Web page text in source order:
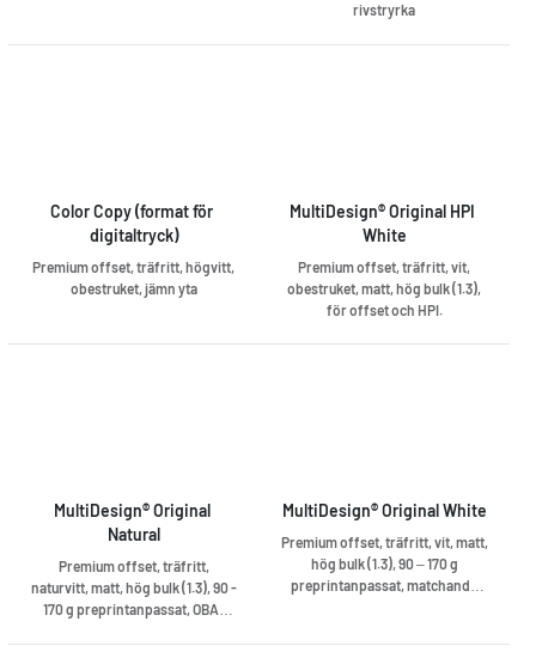
rivstryrka
Color Copy (format för
digitaltryck)
Premium offset, träfritt, högvitt,
obestruket, jämn yta
MultiDesign® Original HPI
White
Premium offset, träfritt, vit,
obestruket, matt, hög bulk (1.3),
för offset och HPI.
MultiDesign® Original
Natural
Premium offset, träfritt,
naturvitt, matt, hög bulk (1.3), 90 -
170 g preprintanpassat, OBA-
MultiDesign® Original White
Premium offset, träfritt, vit, matt,
hög bulk (1.3), 90 – 170 g
preprintanpassat, matchande